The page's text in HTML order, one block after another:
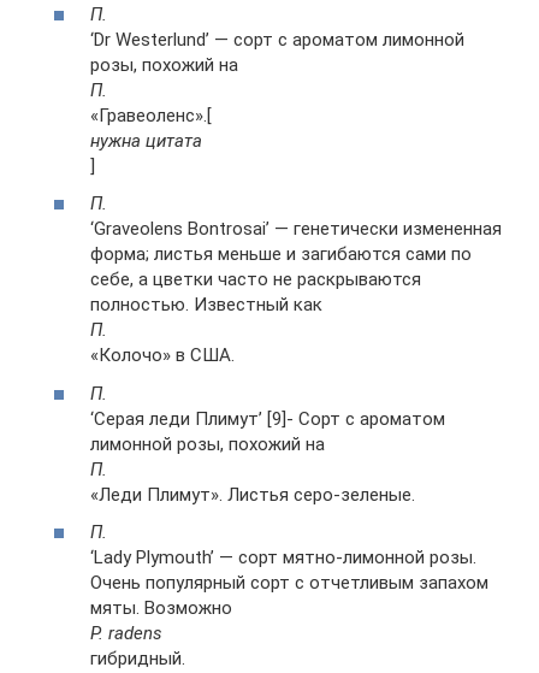
П.
‘Dr Westerlund’ — сорт с ароматом лимонной
розы, похожий на
П.
«Гравеоленс».[
нужна цитата
]
П.
‘Graveolens Bontrosai’ — генетически измененная
форма; листья меньше и загибаются сами по
себе, а цветки часто не раскрываются
полностью. Известный как
П.
«Колочо» в США.
П.
‘Серая леди Плимут’ [9]- Сорт с ароматом
лимонной розы, похожий на
П.
«Леди Плимут». Листья серо-зеленые.
П.
‘Lady Plymouth’ — сорт мятно-лимонной розы.
Очень популярный сорт с отчетливым запахом
мяты. Возможно
P. radens
гибридный.